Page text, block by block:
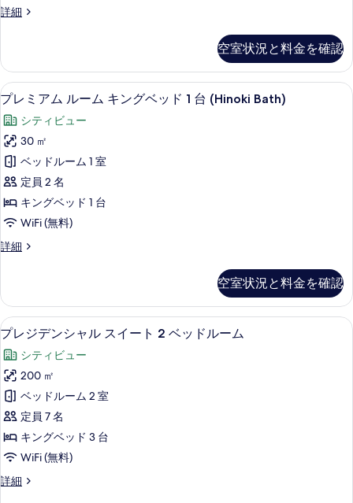
ベ
付
き
浴
槽
(Round
Bathtub)
の
す
べ
て
写
真
を
表
示
す
る
フ
ベ
ッ
ド
付
き
浴
槽
(Round
の
詳
細
キ
グ
ベ
ッ
ド
1
台
(Walk-
In
Shower)
す
て
の
写
真
を
表
示
す
る
詳細
プ
ム
ル
ー
キ
ン
グ
ベ
ッ
ド
台
In
詳
細
空室状況と料金を確認
プ
レ
ミ
ア
ム
ル
ー
ム
キ
グ
ベ
ッ
ド
1
台
(Hinoki
Bath)
の
す
べ
羽毛の掛け布団、ミニバー (無料)、
8
プレミアム ルーム キングベッド 1 台 (Hinoki Bath)
シティビュー
30 ㎡
ベッドルーム 1 室
定員 2 名
キングベッド 1 台
WiFi (無料)
詳細
プ
ム
ル
ー
キ
ン
グ
ベ
ッ
ド
台
Bath)
空室状況と料金を確認
プ
レ
ジ
デ
ン
シ
ャ
ル
ス
プレジデンシャル スイート 2 ベッ
19
プレジデンシャル スイート 2 ベッドルーム
シティビュー
200 ㎡
ベッドルーム 2 室
定員 7 名
キングベッド 3 台
WiFi (無料)
詳細
プ